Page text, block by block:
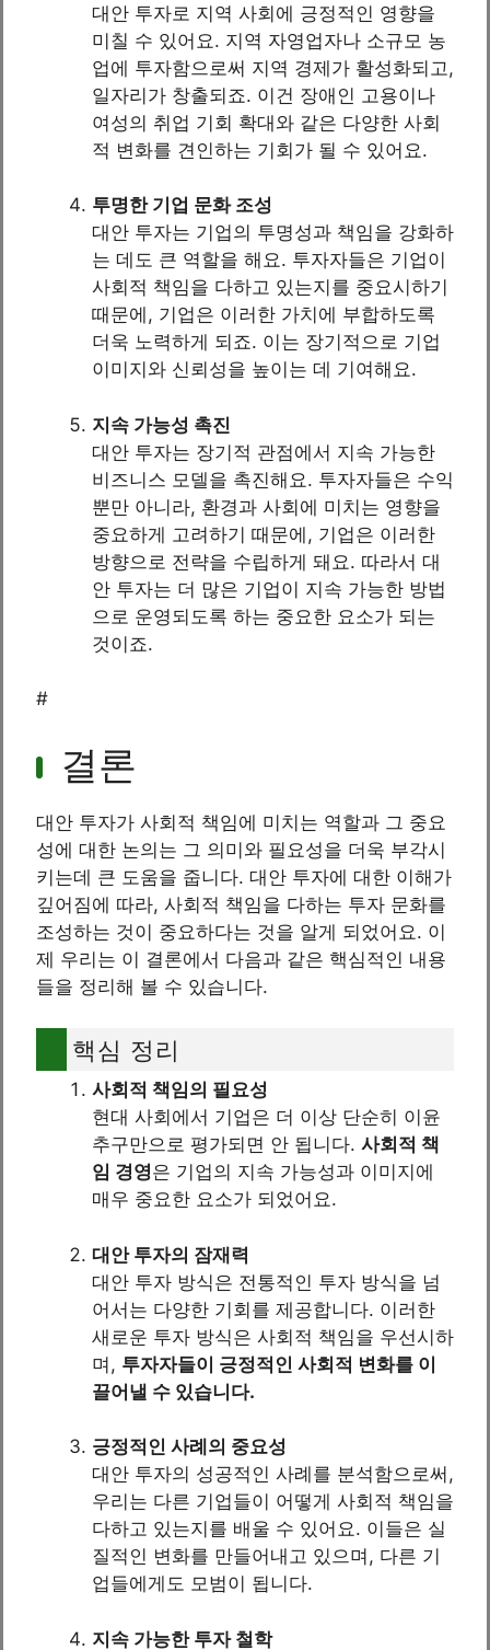
대안 투자로 지역 사회에 긍정적인 영향을
미칠 수 있어요. 지역 자영업자나 소규모 농
업에 투자함으로써 지역 경제가 활성화되고,
일자리가 창출되죠. 이건 장애인 고용이나
여성의 취업 기회 확대와 같은 다양한 사회
적 변화를 견인하는 기회가 될 수 있어요.
투명한 기업 문화 조성
대안 투자는 기업의 투명성과 책임을 강화하
는 데도 큰 역할을 해요. 투자자들은 기업이
사회적 책임을 다하고 있는지를 중요시하기
때문에, 기업은 이러한 가치에 부합하도록
더욱 노력하게 되죠. 이는 장기적으로 기업
이미지와 신뢰성을 높이는 데 기여해요.
지속 가능성 촉진
대안 투자는 장기적 관점에서 지속 가능한
비즈니스 모델을 촉진해요. 투자자들은 수익
뿐만 아니라, 환경과 사회에 미치는 영향을
중요하게 고려하기 때문에, 기업은 이러한
방향으로 전략을 수립하게 돼요. 따라서 대
안 투자는 더 많은 기업이 지속 가능한 방법
으로 운영되도록 하는 중요한 요소가 되는
것이죠.
#
결론
대안 투자가 사회적 책임에 미치는 역할과 그 중요
성에 대한 논의는 그 의미와 필요성을 더욱 부각시
키는데 큰 도움을 줍니다. 대안 투자에 대한 이해가
깊어짐에 따라, 사회적 책임을 다하는 투자 문화를
조성하는 것이 중요하다는 것을 알게 되었어요. 이
제 우리는 이 결론에서 다음과 같은 핵심적인 내용
들을 정리해 볼 수 있습니다.
핵심 정리
사회적 책임의 필요성
현대 사회에서 기업은 더 이상 단순히 이윤
추구만으로 평가되면 안 됩니다. 사회적 책
임 경영은 기업의 지속 가능성과 이미지에
매우 중요한 요소가 되었어요.
대안 투자의 잠재력
대안 투자 방식은 전통적인 투자 방식을 넘
어서는 다양한 기회를 제공합니다. 이러한
새로운 투자 방식은 사회적 책임을 우선시하
며, 투자자들이 긍정적인 사회적 변화를 이
끌어낼 수 있습니다.
긍정적인 사례의 중요성
대안 투자의 성공적인 사례를 분석함으로써,
우리는 다른 기업들이 어떻게 사회적 책임을
다하고 있는지를 배울 수 있어요. 이들은 실
질적인 변화를 만들어내고 있으며, 다른 기
업들에게도 모범이 됩니다.
지속 가능한 투자 철학